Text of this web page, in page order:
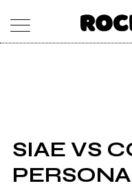
SHOP
RADIO
SIAE VS